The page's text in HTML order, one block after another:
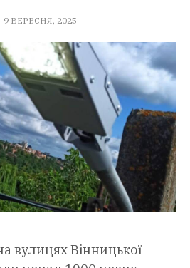
9 ВЕРЕСНЯ, 2025
вулицях Вінницької